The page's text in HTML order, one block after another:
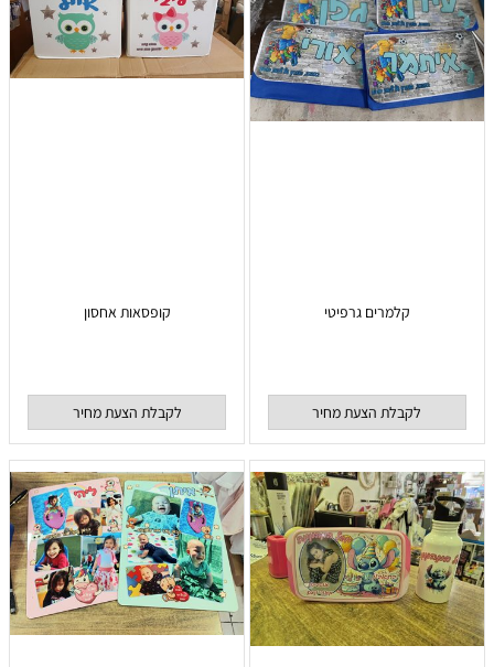
קלמרים גרפיטי
לקבלת הצעת מחיר
קופסאות אחסון
לקבלת הצעת מחיר